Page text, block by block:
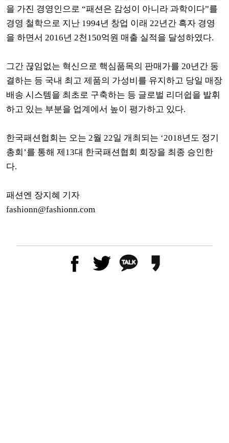
을 가진 경영인으로 “패션은 감성이 아니라 과학이다”를
경영 철학으로 지난 1994년 창업 이래 22년간 흑자 경영
을 하면서 2016년 2천150억원 매출 실적을 달성하였다.
그간 끊임없는 혁신으로 핵심품목의 판매가를 20년간 동
결하는 등 국내 최고 제품의 가성비를 유지하고 당일 매장
배송 시스템을 최초로 구축하는 등 글로벌 리더쉽을 발휘
하고 있는 부분을 업계에서 높이 평가하고 있다.
한국패션협회는 오는 2월 22일 개최되는 ‘2018년도 정기
총회’를 통해 제13대 한국패션협회 회장을 최종 승인한
다.
패션엔 장지혜 기자
fashionn@fashionn.com